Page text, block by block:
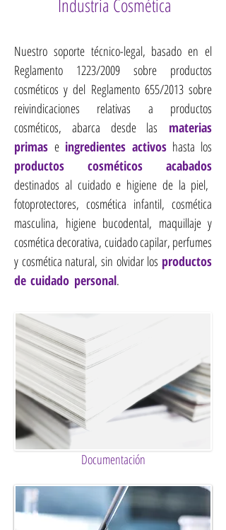
Industria Cosmética
Nuestro soporte técnico-legal, basado en el
Reglamento 1223/2009 sobre productos
cosméticos y del Reglamento 655/2013 sobre
reivindicaciones relativas a productos
cosméticos, abarca desde las materias
primas e ingredientes activos hasta los
productos cosméticos acabados
destinados al cuidado e higiene de la piel,
fotoprotectores, cosmética infantil, cosmética
masculina, higiene bucodental, maquillaje y
cosmética decorativa, cuidado capilar, perfumes
y cosmética natural, sin olvidar los productos
de cuidado personal.
Documentación